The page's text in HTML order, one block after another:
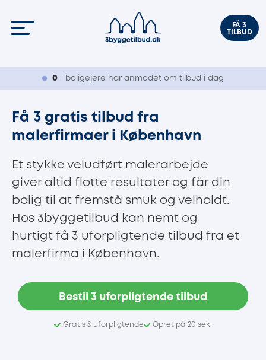
FÅ 3
TILBUD
0 boligejere har anmodet om tilbud i dag
Få 3 gratis tilbud fra
malerfirmaer i København
Et stykke veludført malerarbejde
giver altid flotte resultater og får din
bolig til at fremstå smuk og velholdt.
Hos 3byggetilbud kan nemt og
hurtigt få 3 uforpligtende tilbud fra et
malerfirma i København.
Bestil 3 uforpligtende tilbud
Gratis & uforpligtende Opret på 20 sek.